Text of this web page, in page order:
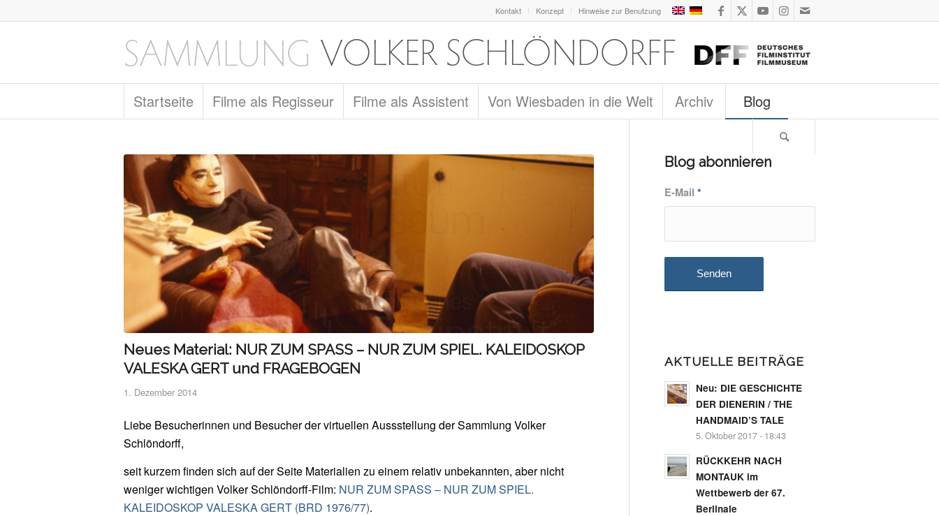
Kontakt Konzept Hinweise zur Benutzung
Startseite Filme als Regisseur Filme als Assistent Von Wiesbaden in die Welt Archiv Blog
Neues Material: NUR ZUM SPASS – NUR ZUM SPIEL. KALEIDOSKOP
VALESKA GERT und FRAGEBOGEN
1. Dezember 2014
Liebe Besucherinnen und Besucher der virtuellen Aussstellung der Sammlung Volker
Schlöndorff,
seit kurzem finden sich auf der Seite Materialien zu einem relativ unbekannten, aber nicht
weniger wichtigen Volker Schlöndorff-Film: NUR ZUM SPASS – NUR ZUM SPIEL.
KALEIDOSKOP VALESKA GERT (BRD 1976/77).
Blog abonnieren
E-Mail *
AKTUELLE BEITRÄGE
Neu: DIE GESCHICHTE
DER DIENERIN / THE
HANDMAID’S TALE
5. Oktober 2017 - 18:43
RÜCKKEHR NACH
MONTAUK im
Wettbewerb der 67.
Berlinale